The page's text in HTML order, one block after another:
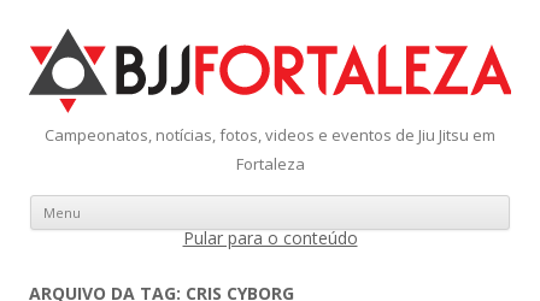
Campeonatos, notícias, fotos, videos e eventos de Jiu Jitsu em
Fortaleza
Menu
Pular para o conteúdo
ARQUIVO DA TAG: CRIS CYBORG